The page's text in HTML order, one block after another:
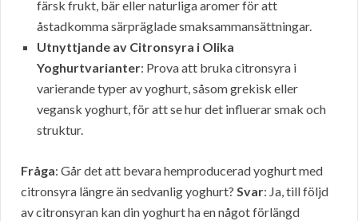
färsk frukt, bär eller naturliga aromer för att
åstadkomma särpräglade smaksammansättningar.
Utnyttjande av Citronsyra i Olika
Yoghurtvarianter: Prova att bruka citronsyra i
varierande typer av yoghurt, såsom grekisk eller
vegansk yoghurt, för att se hur det influerar smak och
struktur.
Fråga: Går det att bevara hemproducerad yoghurt med
citronsyra längre än sedvanlig yoghurt? Svar: Ja, till följd
av citronsyran kan din yoghurt ha en något förlängd